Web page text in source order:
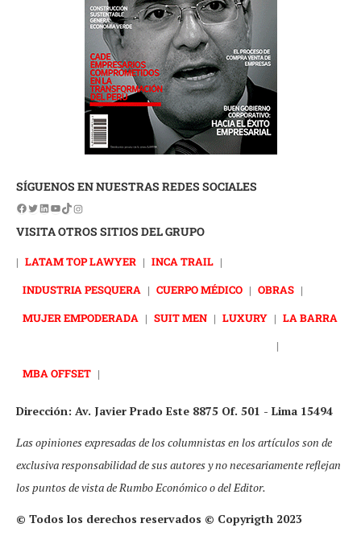
SÍGUENOS EN NUESTRAS REDES SOCIALES
VISITA OTROS SITIOS DEL GRUPO
| LATAM TOP LAWYER | INCA TRAIL |
INDUSTRIA PESQUERA | CUERPO MÉDICO | OBRAS |
MUJER EMPODERADA | SUIT MEN | LUXURY | LA BARRA
|
MBA OFFSET |
Dirección: Av. Javier Prado Este 8875 Of. 501 - Lima 15494
Las opiniones expresadas de los columnistas en los artículos son de
exclusiva responsabilidad de sus autores y no necesariamente reflejan
los puntos de vista de Rumbo Económico o del Editor.
© Todos los derechos reservados © Copyrigth 2023